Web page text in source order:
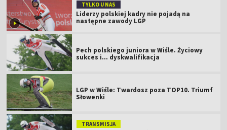
TYLKO U NAS
Liderzy polskiej kadry nie pojadą na
następne zawody LGP
Pech polskiego juniora w Wiśle. Życiowy
sukces i... dyskwalifikacja
LGP w Wiśle: Twardosz poza TOP10. Triumf
Słowenki
TRANSMISJA